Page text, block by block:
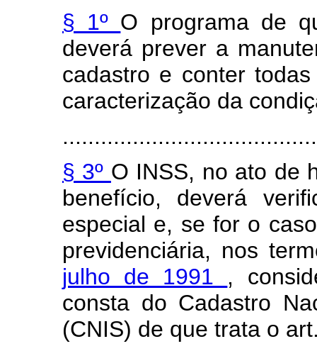
§ 1º O programa de
deverá prever a
cadastro e conter
caracterização da
§ 3º O INSS, no ato de
benefício, deverá
especial e, se for o
previdenciária, nos
julho de 1991 ,
consta do Cadastro
(CNIS) de que trata o